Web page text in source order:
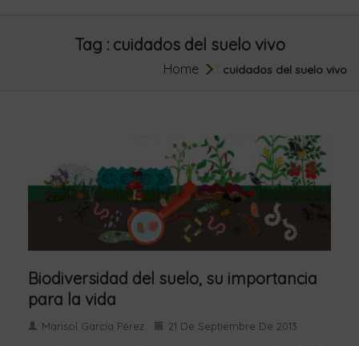
Tag : cuidados del suelo vivo
Home cuidados del suelo vivo
Biodiversidad del suelo, su importancia
para la vida
Marisol García Pérez 21 De Septiembre De 2013